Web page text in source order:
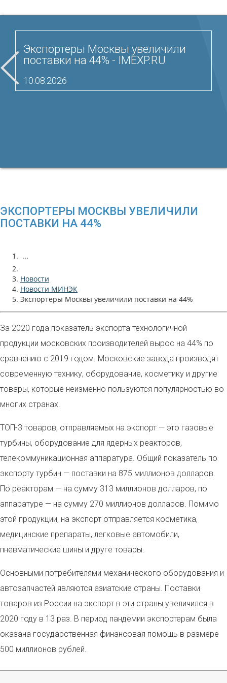
Экспортеры Москвы увеличили
поставки на 44% - IMEXP.RU
10.08.2026
ЭКСПОРТЕРЫ МОСКВЫ УВЕЛИЧИЛИ
ПОСТАВКИ НА 44%
...
Новости
Новости МИНЭК
Экспортеры Москвы увеличили поставки на 44%
За 2020 года показатель экспорта технологичной
продукции московских производителей вырос на 44% по
сравнению с 2019 годом. Московские завода производят
современную технику, оборудование, косметику и другие
товары, которые неизменно пользуются популярностью во
многих странах.
ТОП-3 товаров, отправляемых на экспорт — это газовые
турбины, оборудование для ядерных реакторов,
телекоммуникационная аппаратура. Общий показатель по
экспорту турбин — поставки на 875 миллионов долларов.
По реакторам — на сумму 313 миллионов долларов, по
аппаратуре — на сумму 270 миллионов долларов. Помимо
этой продукции, на экспорт отправляется косметика,
медицинские препараты, легковые автомобили,
пневматические шины и друге товары.
Основными потребителями механического оборудования и
автозапчастей являются азиатские страны. Поставки
товаров из России на экспорт в эти страны увеличился в
2020 году в 13 раз. В период пандемии экспортерам была
оказана государственная финансовая помощь в размере
500 миллионов рублей.